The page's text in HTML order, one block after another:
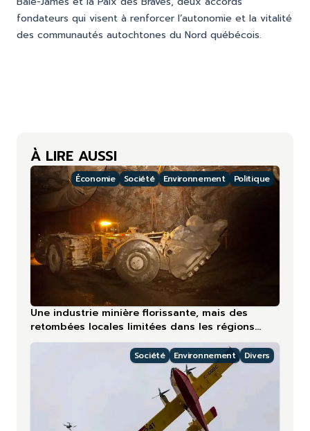
fondateurs qui visent à renforcer l’autonomie et la vitalité
des communautés autochtones du Nord québécois.
À LIRE AUSSI
Économie Société Environnement Politique
Une industrie minière florissante, mais des
retombées locales limitées dans les régions
nordiques
Société Environnement Divers